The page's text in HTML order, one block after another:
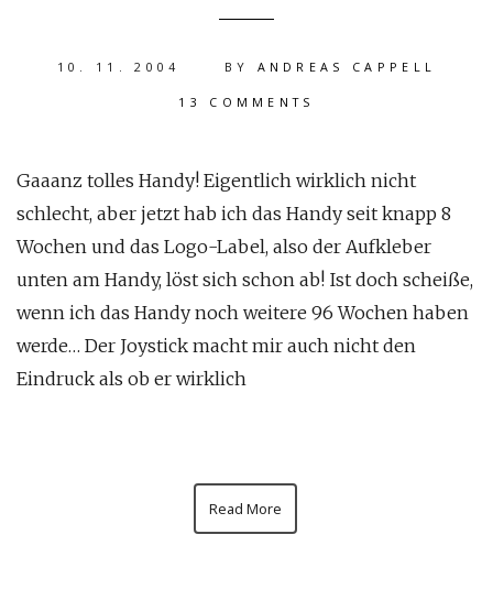
10. 11. 2004 BY ANDREAS CAPPELL
13 COMMENTS
Gaaanz tolles Handy! Eigentlich wirklich nicht
schlecht, aber jetzt hab ich das Handy seit knapp 8
Wochen und das Logo-Label, also der Aufkleber
unten am Handy, löst sich schon ab! Ist doch scheiße,
wenn ich das Handy noch weitere 96 Wochen haben
werde… Der Joystick macht mir auch nicht den
Eindruck als ob er wirklich
Read More